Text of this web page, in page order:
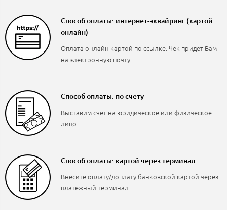
Способ оплаты: интернет-эквайринг (картой
онлайн)
Оплата онлайн картой по ссылке. Чек придет Вам
на электронную почту.
Способ оплаты: по счету
Выставим счет на юридическое или физическое
лицо.
Способ оплаты: картой через терминал
Внесите оплату/доплату банковской картой через
платежный терминал.